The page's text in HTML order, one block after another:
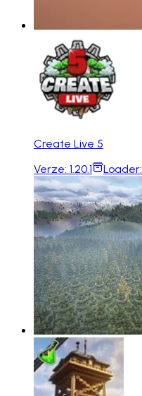
Create Live 5
Verze: 1.20.1 Loader: